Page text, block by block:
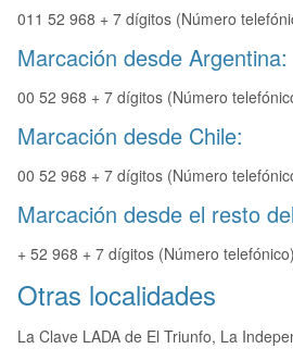
011 52 968 + 7 dígitos (Número
Marcación desde Argentina:
00 52 968 + 7 dígitos (Número
Marcación desde Chile:
00 52 968 + 7 dígitos (Número
Marcación desde el resto
+ 52 968 + 7 dígitos (Número telefónico)
Otras localidades
La Clave LADA de El Triunfo, La